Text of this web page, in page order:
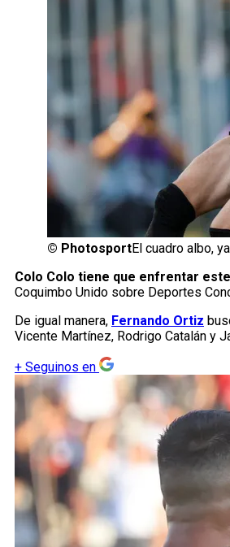
© PhotosportEl cuadro albo,
Colo Colo tiene que enfrentar
Coquimbo Unido sobre Deportes
De igual manera, Fernando Ortiz
Vicente Martínez, Rodrigo Catalán y
+ Seguinos en